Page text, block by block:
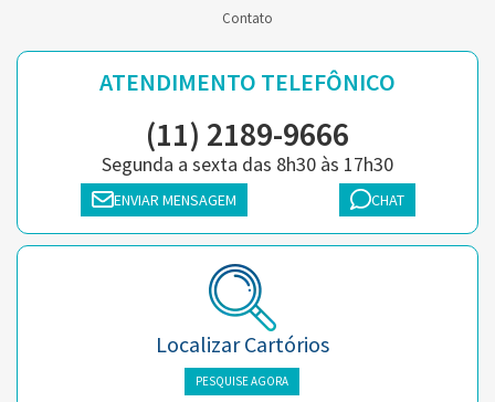
Contato
ATENDIMENTO TELEFÔNICO
(11) 2189-9666
Segunda a sexta das 8h30 às 17h30
ENVIAR MENSAGEM CHAT
Localizar Cartórios
PESQUISE AGORA